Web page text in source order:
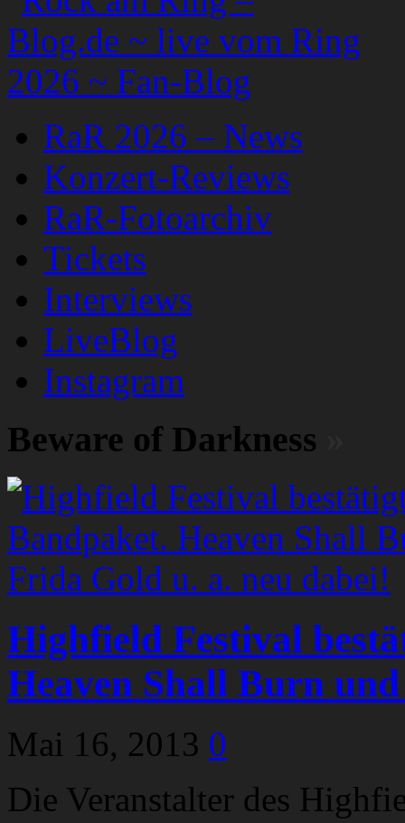
RaR 2026 – News
Konzert-Reviews
RaR-Fotoarchiv
Tickets
Interviews
LiveBlog
Instagram
Beware of Darkness
Highfield Festival
Heaven Shall Burn
Mai 16, 2013 0
Die Veranstalter des